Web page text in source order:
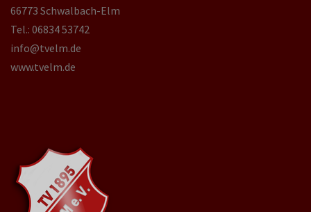
66773 Schwalbach-Elm
Tel.: 06834 53742
info@tvelm.de
www.tvelm.de